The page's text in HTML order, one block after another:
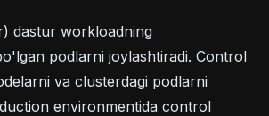
dastur workloadning
podlarni joylashtiradi. Control
va clusterdagi podlarni
environmentida control